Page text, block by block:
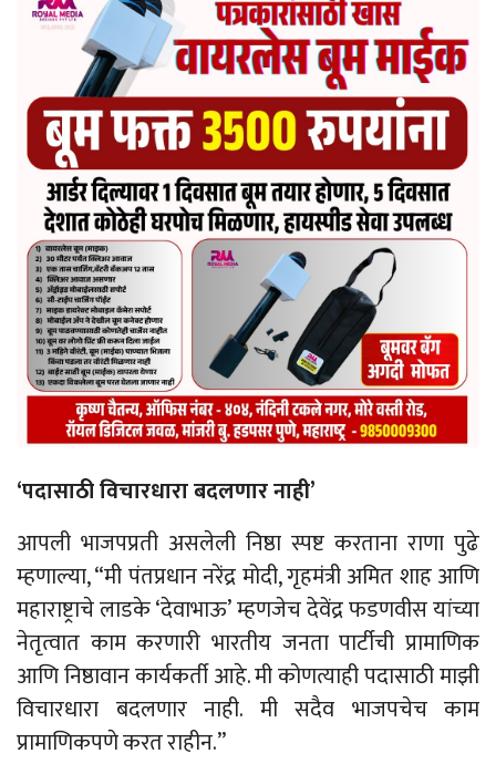
‘पदासाठी विचारधारा बदलणार नाही’
आपली भाजपप्रती असलेली निष्ठा स्पष्ट करताना राणा पुढे
म्हणाल्या, “मी पंतप्रधान नरेंद्र मोदी, गृहमंत्री अमित शाह आणि
महाराष्ट्राचे लाडके ‘देवाभाऊ’ म्हणजेच देवेंद्र फडणवीस यांच्या
नेतृत्वात काम करणारी भारतीय जनता पार्टीची प्रामाणिक
आणि निष्ठावान कार्यकर्ती आहे. मी कोणत्याही पदासाठी माझी
विचारधारा बदलणार नाही. मी सदैव भाजपचेच काम
प्रामाणिकपणे करत राहीन.”